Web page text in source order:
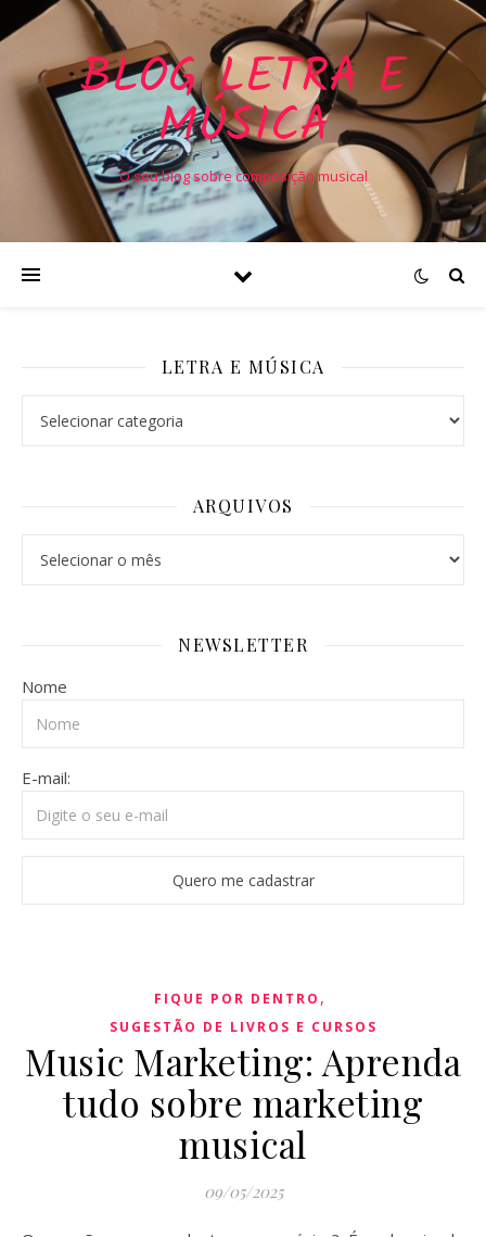
BLOG LETRA E
MÚSICA
O seu blog sobre composição musical
LETRA E MÚSICA
ARQUIVOS
NEWSLETTER
Nome
E-mail:
FIQUE POR DENTRO ,
SUGESTÃO DE LIVROS E CURSOS
Music Marketing: Aprenda
tudo sobre marketing
musical
09/05/2025